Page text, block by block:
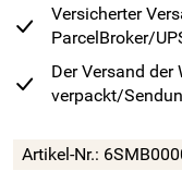
Versicherter
ParcelBroker/
Der Versand der
verpackt/
Artikel-Nr.: